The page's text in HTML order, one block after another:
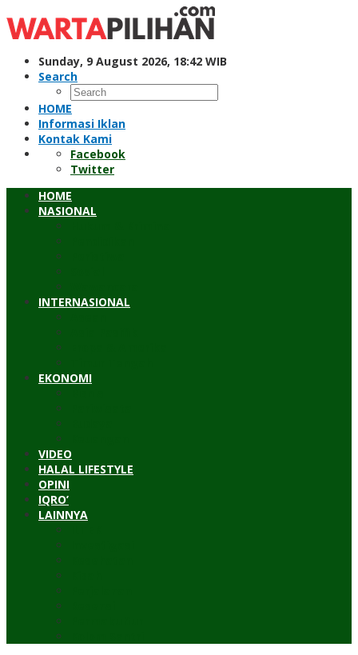
to
content
Sunday, 9 August 2026, 18:42 WIB
Search
HOME
Informasi Iklan
Kontak Kami
Facebook
Twitter
HOME
NASIONAL
INTERNASIONAL
EKONOMI
VIDEO
HALAL LIFESTYLE
OPINI
IQRO’
LAINNYA